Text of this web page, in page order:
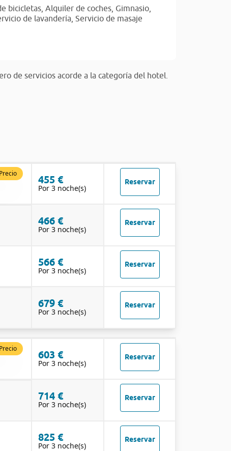
bicicletas, Alquiler de coches, Gimnasio,
de lavandería, Servicio de masaje
de servicios acorde a la categoría del hotel.
455 €
Por 3 noche(s)
Reservar
466 €
Por 3 noche(s)
Reservar
566 €
Por 3 noche(s)
Reservar
679 €
Por 3 noche(s)
Reservar
603 €
Por 3 noche(s)
Reservar
714 €
Por 3 noche(s)
Reservar
825 €
Por 3 noche(s)
Reservar